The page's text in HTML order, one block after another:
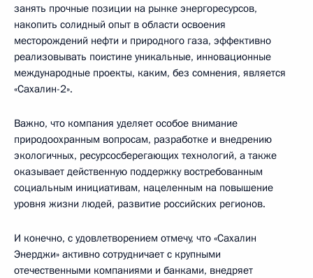
занять прочные позиции на рынке энергоресурсов,
накопить солидный опыт в области освоения
месторождений нефти и природного газа, эффективно
реализовывать поистине уникальные, инновационные
международные проекты, каким, без сомнения, является
«Сахалин-2».
Важно, что компания уделяет особое внимание
природоохранным вопросам, разработке и внедрению
экологичных, ресурсосберегающих технологий, а также
оказывает действенную поддержку востребованным
социальным инициативам, нацеленным на повышение
уровня жизни людей, развитие российских регионов.
И конечно, с удовлетворением отмечу, что «Сахалин
Энерджи» активно сотрудничает с крупными
отечественными компаниями и банками, внедряет